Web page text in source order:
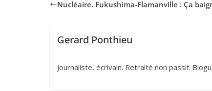
Nucléaire. Fukushima-Flamanville : Ça
Gerard Ponthieu
Journaliste, écrivain. Retraité non passif.